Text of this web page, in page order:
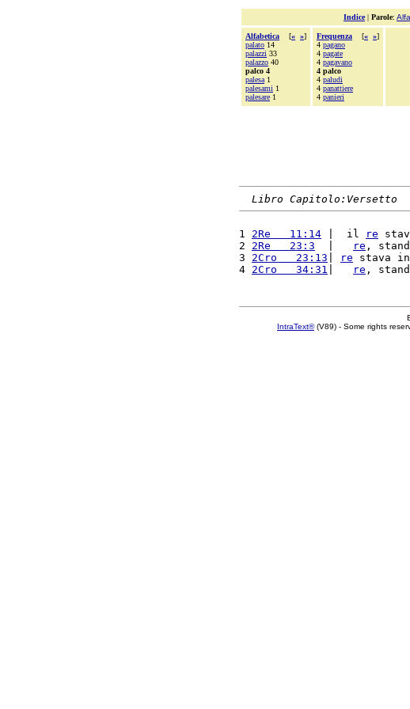
Indice| Parole:
Alfabetica [« »]
palato 14
palazzi 33
palazzo 40
palco 4
palesa 1
palesami 1
palesare 1
Frequenza [« »]
4 pagano
4 pagate
4 pagavano
4 palco
4 paludi
4 panattiere
4 panieri
Libro Capitolo:Versetto
1 2Re   11:14 |  il re
2 2Re   23:3 re ,
3 2Cro   23:13 re stava in
4 2Cro   34:31 re ,
IntraText®(V89) - Some rights